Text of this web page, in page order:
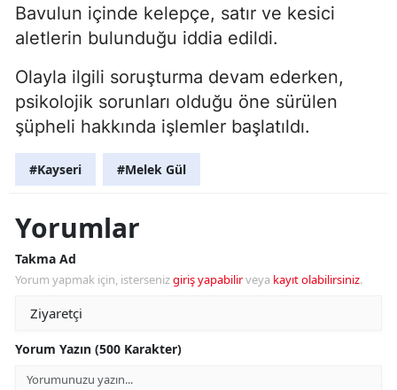
Bavulun içinde kelepçe, satır ve kesici
aletlerin bulunduğu iddia edildi.
Olayla ilgili soruşturma devam ederken,
psikolojik sorunları olduğu öne sürülen
şüpheli hakkında işlemler başlatıldı.
#Kayseri #Melek Gül
Yorumlar
Takma Ad
Yorum yapmak için, istersenizgiriş yapabilirveya kayıt olabilirsiniz.
Yorum Yazın (500 Karakter)